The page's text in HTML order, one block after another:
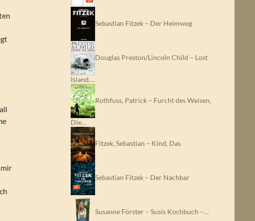
Sebastian Fitzek – Der Heimweg
Douglas Preston/Lincoln Child – Lost
Island.…
Rothfuss, Patrick – Furcht des Weisen,
Die…
Fitzek, Sebastian – Kind, Das
Sebastian Fitzek – Der Nachbar
Susanne Förster – Susis Kochbuch –…